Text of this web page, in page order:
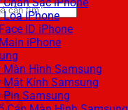
Loa iPhone
ID iPhone
iPhone
Màn Hình Samsung
Mặt Kính Samsung
Pin Samsung